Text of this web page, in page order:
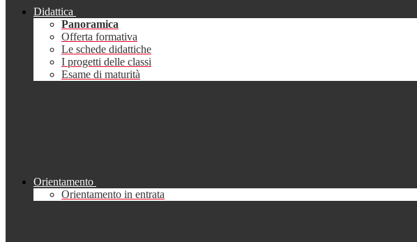
Didattica
Panoramica
Offerta formativa
Le schede didattiche
I progetti delle classi
Esame di maturità
Orientamento
Orientamento in entrata